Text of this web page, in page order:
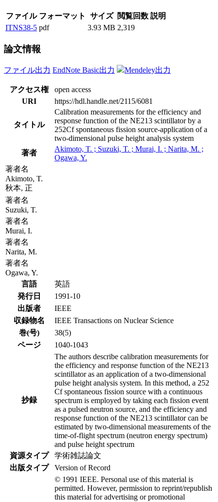
ファイル フォーマット サイズ 閲覧回数 説明
ITNS38-5 pdf 3.93 MB 2,319
論文情報
ファイル出力 EndNote Basic出力 Mendeley出力
アクセス権
open access
URI
https://hdl.handle.net/2115/6081
タイトル
Calibration measurements for the efficiency and
response function of the NE213 scintillator by a
252Cf spontaneous fission source-application of a
two-dimensional pulse height analysis system
著者
Akimoto, T. ; Suzuki, T. ; Murai, I. ; Narita, M. ;
Ogawa, Y.
著者名
Akimoto, T.
秋本, 正
著者名
Suzuki, T.
著者名
Murai, I.
著者名
Narita, M.
著者名
Ogawa, Y.
言語
英語
発行日
1991-10
出版者
IEEE
収録物名
IEEE Transactions on Nuclear Science
巻(号)
38(5)
ページ
1040-1043
抄録
The authors describe calibration measurements for
the efficiency and response function of the NE213
scintillator as an application of a two-dimensional
pulse height analysis system. In this method, a 252
Cf spontaneous fission source with a continuous
spectrum is employed by taking each fission event
as a pulsed neutron source, and the efficiency and
response function of the NE213 scintillator can be
estimated by two-dimensional measurements of the
time-of-flight spectrum (neutron energy spectrum)
and pulse height spectrum
資源タイプ
学術雑誌論文
出版タイプ
Version of Record
© 1991 IEEE. Personal use of this material is
permitted. However, permission to reprint/republish
this material for advertising or promotional